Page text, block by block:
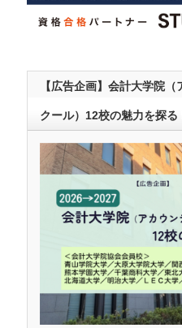
【広告企画】会計大学院
クール）12校の魅力を探る